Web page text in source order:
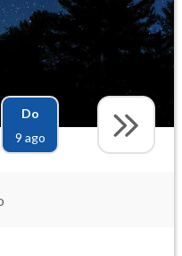
Do
9 ago